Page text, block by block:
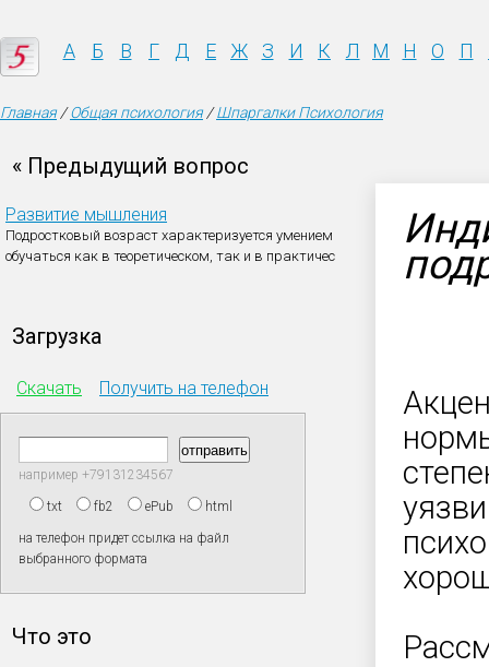
А Б В Г Д Е Ж З И К Л М Н О П
Главная/Общая психология/Шпаргалки Психология
« Предыдущий вопрос
Развитие мышления
Подростковый возраст характеризуется умением
обучаться как в теоретическом, так и в практичес
Загрузка
Скачать Получить на телефон
например +79131234567
txt fb2 ePub html
на телефон придет ссылка на файл
выбранного формата
Что это